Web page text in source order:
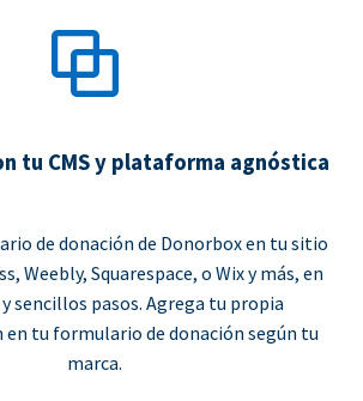
tu CMS y plataforma agnóstica
de donación de Donorbox en tu sitio
Weebly, Squarespace, o Wix y más, en
sencillos pasos. Agrega tu propia
tu formulario de donación según tu
marca.